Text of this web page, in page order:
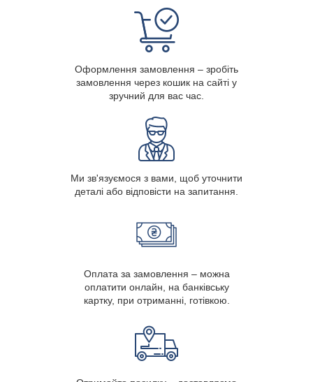
Оформлення замовлення – зробіть
замовлення через кошик на сайті у
зручний для вас час.
Ми зв'язуємося з вами, щоб уточнити
деталі або відповісти на запитання.
Оплата за замовлення – можна
оплатити онлайн, на банківську
картку, при отриманні, готівкою.